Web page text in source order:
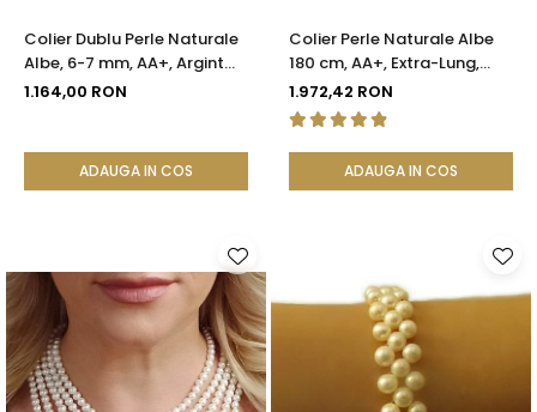
Colier Dublu Perle Naturale
Albe, 6-7 mm, AA+, Argint
925 | KASKADDA®
1.164,00 RON
ADAUGA IN COS
Colier Perle Naturale Albe
180 cm, AA+, Extra-Lung,
Argint 925 | KASKADDA®
1.972,42 RON
ADAUGA IN COS